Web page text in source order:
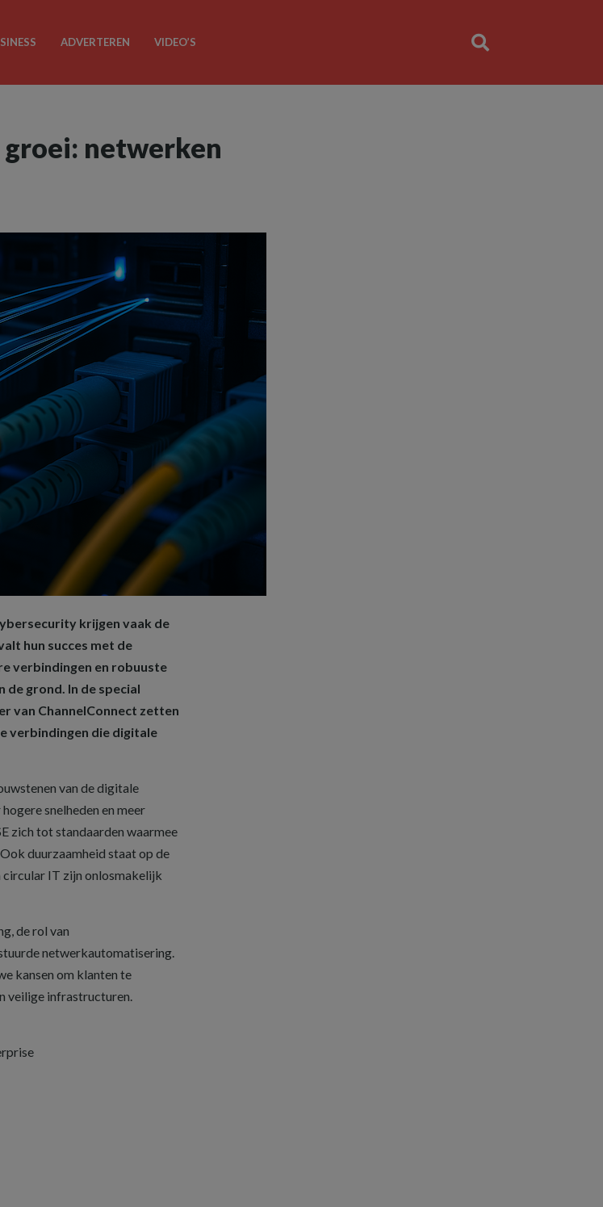
ADVERTEREN VIDEO’S
netwerken
krijgen vaak de
hun succes met de
verbindingen en robuuste
grond. In de special
van ChannelConnect zetten
verbindingen die digitale
van de digitale
snelheden en meer
zich tot standaarden waarmee
duurzaamheid staat op de
circular IT zijn onlosmakelijk
de rol van
netwerkautomatisering.
kansen om klanten te
veilige infrastructuren.